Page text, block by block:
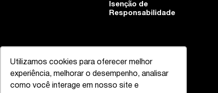
Utilizamos cookies para oferecer melhor
experiência, melhorar o desempenho, analisar
como você interage em nosso site e
Isenção de
Responsabilidade